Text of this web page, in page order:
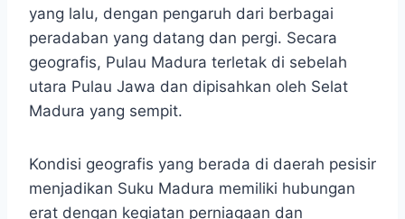
yang lalu, dengan pengaruh dari berbagai
peradaban yang datang dan pergi. Secara
geografis, Pulau Madura terletak di sebelah
utara Pulau Jawa dan dipisahkan oleh Selat
Madura yang sempit.
Kondisi geografis yang berada di daerah pesisir
menjadikan Suku Madura memiliki hubungan
erat dengan kegiatan perniagaan dan